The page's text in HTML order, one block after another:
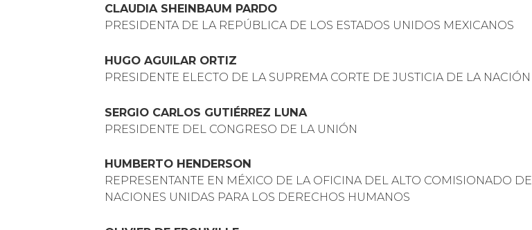
CLAUDIA SHEINBAUM PARDO
PRESIDENTA DE LA REPÚBLICA DE LOS ESTADOS UNIDOS MEXICANOS
HUGO AGUILAR ORTIZ
PRESIDENTE ELECTO DE LA SUPREMA CORTE DE JUSTICIA DE LA NACIÓN
SERGIO CARLOS GUTIÉRREZ LUNA
PRESIDENTE DEL CONGRESO DE LA UNIÓN
HUMBERTO HENDERSON
REPRESENTANTE EN MÉXICO DE LA OFICINA DEL ALTO COMISIONADO
NACIONES UNIDAS PARA LOS DERECHOS HUMANOS